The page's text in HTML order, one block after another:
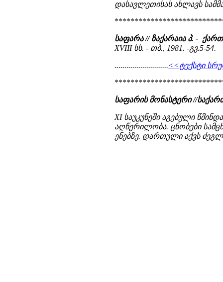
დასავლეთისას ახლავს
საფარა // ზაქარაია პ. -
XVIII სს. - თბ., 1981. -გვ.5-54.
...........................<<ტექსტი
საფარის მონასტერი //
XI საუკუნეში აგებული
აღწერილობა. ცნობები
ენებზე. დართული აქვს